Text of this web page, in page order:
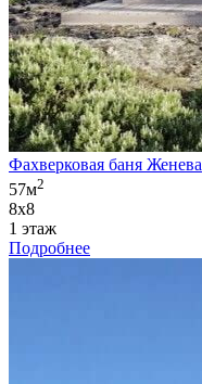
Фахверковая баня Женева
57м2
8х8
1 этаж
Подробнее